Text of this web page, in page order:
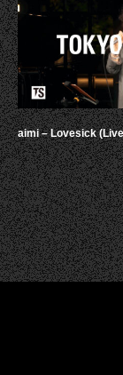
aimi – Lovesick